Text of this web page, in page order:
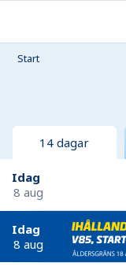
Start
14 dagar
Idag
8 aug
Idag
8 aug